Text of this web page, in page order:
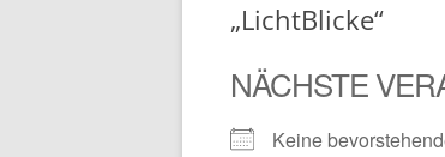
„LichtBlicke“
NÄCHSTE
Keine